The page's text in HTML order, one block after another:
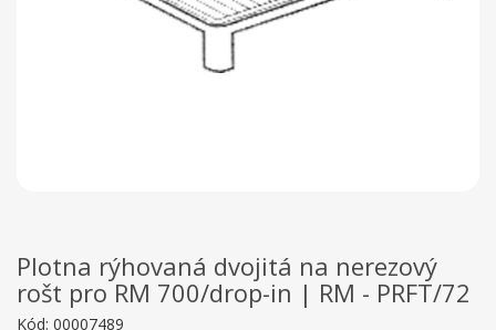
Plotna rýhovaná dvojitá na nerezový
rošt pro RM 700/drop-in | RM - PRFT/72
Kód: 00007489